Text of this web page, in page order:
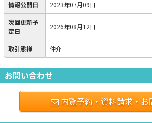
情報公開日 2023年07月09日
次回更新予
定日
2026年08月12日
取引態様 仲介
お問い合わせ
内覧予約・資料請求・お